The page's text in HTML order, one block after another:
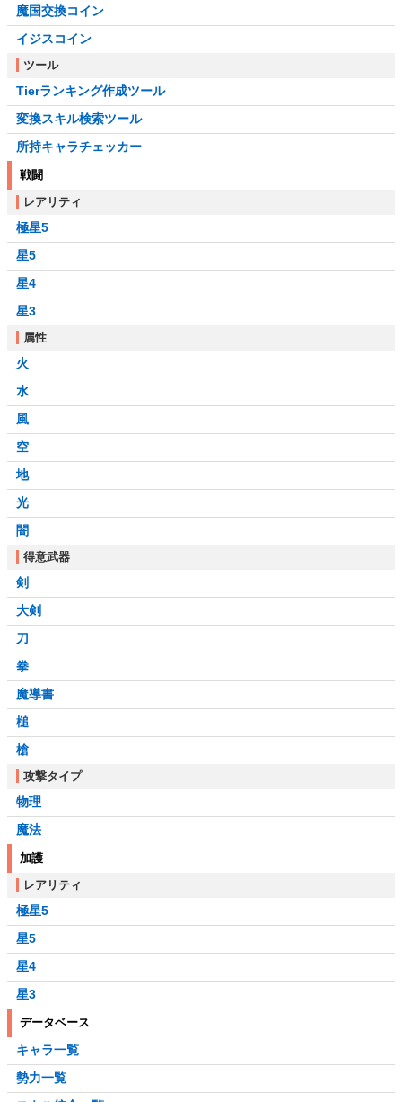
魔国交換コイン
イジスコイン
ツール
Tierランキング作成ツール
変換スキル検索ツール
所持キャラチェッカー
戦闘
レアリティ
極星5
星5
星4
星3
属性
火
水
風
空
地
光
闇
得意武器
剣
大剣
刀
拳
魔導書
槌
槍
攻撃タイプ
物理
魔法
加護
レアリティ
極星5
星5
星4
星3
データベース
キャラ一覧
勢力一覧